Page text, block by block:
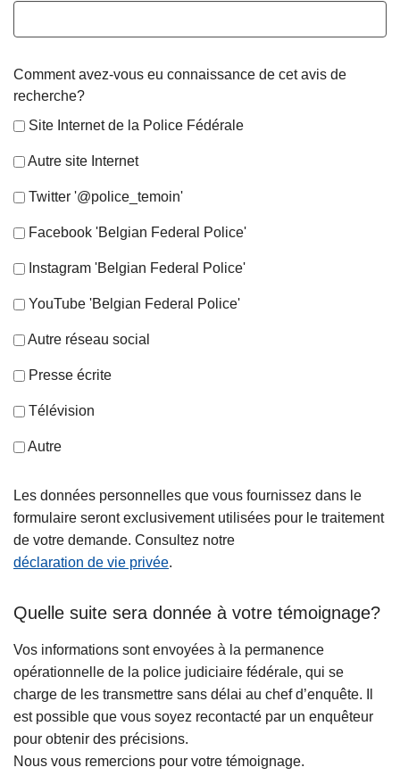
Comment avez-vous eu connaissance de cet avis de
recherche?
Site Internet de la Police Fédérale
Autre site Internet
Twitter '@police_temoin'
Facebook 'Belgian Federal Police'
Instagram 'Belgian Federal Police'
YouTube 'Belgian Federal Police'
Autre réseau social
Presse écrite
Télévision
Autre
Les données personnelles que vous fournissez dans le
formulaire seront exclusivement utilisées pour le traitement
de votre demande. Consultez notre
déclaration de vie privée.
Quelle suite sera donnée à votre témoignage?
Vos informations sont envoyées à la permanence
opérationnelle de la police judiciaire fédérale, qui se
charge de les transmettre sans délai au chef d’enquête. Il
est possible que vous soyez recontacté par un enquêteur
pour obtenir des précisions.
Nous vous remercions pour votre témoignage.